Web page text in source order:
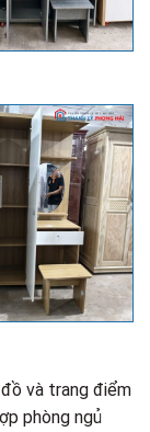
và trang điểm
phòng ngủ